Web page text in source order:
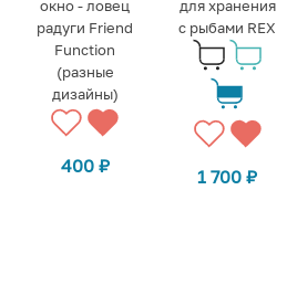
окно - ловец
радуги Friend
Function
(разные
дизайны)
400 ₽
для хранения
с рыбами REX
1 700₽